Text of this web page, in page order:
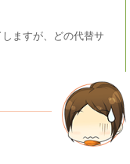
ますが、どの代替サ